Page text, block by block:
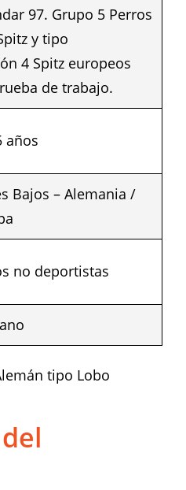
97. Grupo 5 Perros
y tipo
4 Spitz europeos
de trabajo.
años
Bajos – Alemania /
no deportistas
tipo Lobo